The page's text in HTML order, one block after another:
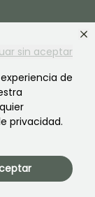
sin aceptar
de
privacidad.
de privacidad
de todos los